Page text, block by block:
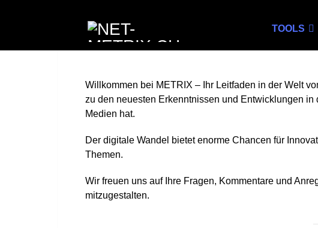
TOOLS
Willkommen bei METRIX – Ihr Leitfaden in der Welt
zu den neuesten Erkenntnissen und Entwicklungen
Medien hat.
Der digitale Wandel bietet enorme Chancen für
Themen.
Wir freuen uns auf Ihre Fragen, Kommentare und
mitzugestalten.